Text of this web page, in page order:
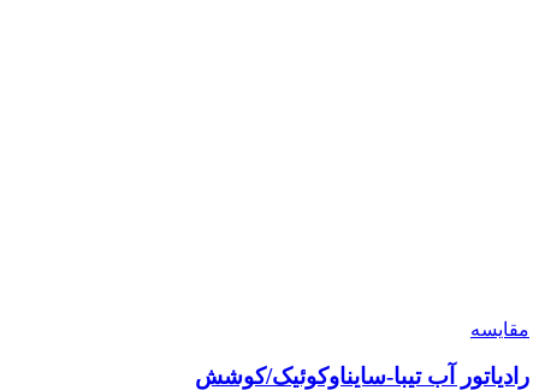
مقایسه
رادیاتور آب تیبا-سایناوکوئیک/کوشش